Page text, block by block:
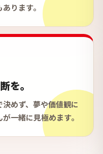
ります。
を。
めず、夢や価値観に
一緒に見極めます。